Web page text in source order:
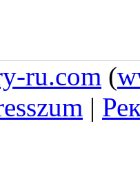
ru.com (
|